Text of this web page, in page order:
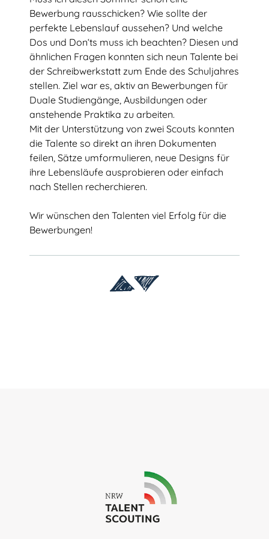
Testimonials & Talentstories
TalentNetzwerk Köln
Team Köln
Kooperationsschulen
Kontakt
Bewerbung rausschicken? Wie sollte der
perfekte Lebenslauf aussehen? Und welche
Dos und Don‘ts muss ich beachten? Diesen und
ähnlichen Fragen konnten sich neun Talente bei
der Schreibwerkstatt zum Ende des Schuljahres
stellen. Ziel war es, aktiv an Bewerbungen für
Duale Studiengänge, Ausbildungen oder
anstehende Praktika zu arbeiten.
Mit der Unterstützung von zwei Scouts konnten
die Talente so direkt an ihren Dokumenten
feilen, Sätze umformulieren, neue Designs für
ihre Lebensläufe ausprobieren oder einfach
nach Stellen recherchieren.
Wir wünschen den Talenten viel Erfolg für die
Bewerbungen!